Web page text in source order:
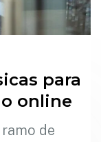
para
online
de